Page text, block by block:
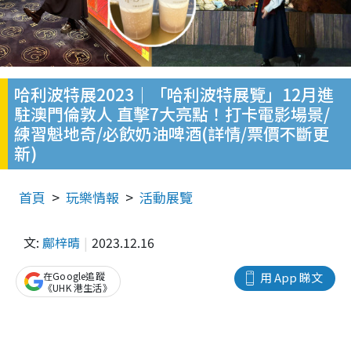
哈利波特展2023｜「哈利波特展覽」12月進
駐澳門倫敦人 直擊7大亮點！打卡電影場景/
練習魁地奇/必飲奶油啤酒(詳情/票價不斷更
新)
首頁 玩樂情報 活動展覽
文: 鄺梓晴 2023.12.16
用 App 睇文
在Google追蹤
《UHK 港生活》